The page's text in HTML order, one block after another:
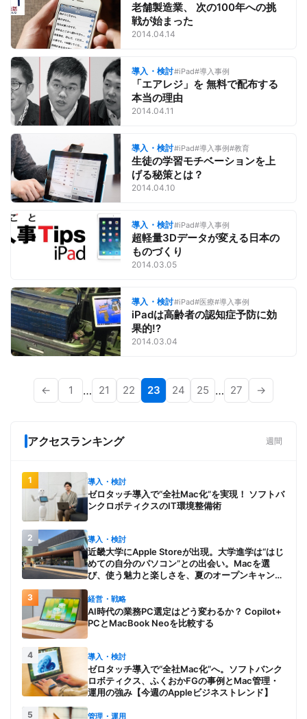
老舗製造業、 次の100年への挑
戦が始まった
2014.04.14
導入・検討#iPad#導入事例
「エアレジ」を 無料で配布する
本当の理由
2014.04.11
導入・検討#iPad#導入事例#教育
生徒の学習モチベーションを上
げる秘策とは？
2014.04.10
導入・検討#iPad#導入事例
超軽量3Dデータが変える日本の
ものづくり
2014.03.05
導入・検討#iPad#医療#導入事例
iPadは高齢者の認知症予防に効
果的!?
2014.03.04
← 1 … 21 22 23 24 25 … 27 →
アクセスランキング 週間
1 導入・検討
ゼロタッチ導入で“全社Mac化”を実現！ ソフトバ
ンクロボティクスのIT環境整備術
2 導入・検討
近畿大学にApple Storeが出現。大学進学は“はじ
めての自分のパソコン”との出会い。Macを選
び、使う魅力と楽しさを、夏のオープンキャンパ
3 経営・戦略
AI時代の業務PC選定はどう変わるか？ Copilot+
PCとMacBook Neoを比較する
4 導入・検討
ゼロタッチ導入で“全社Mac化”へ。ソフトバンク
ロボティクス、ふくおかFGの事例とMac管理・
運用の強み【今週のAppleビジネストレンド】
5 管理・運用